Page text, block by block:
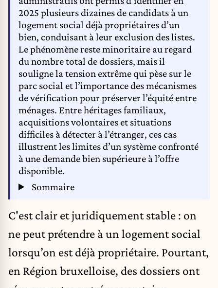
2025 plusieurs dizaines de candidats à un
logement social déjà propriétaires d’un
bien, conduisant à leur exclusion des listes.
Le phénomène reste minoritaire au regard
du nombre total de dossiers, mais il
souligne la tension extrême qui pèse sur le
parc social et l’importance des mécanismes
de vérification pour préserver l’équité entre
ménages. Entre héritages familiaux,
acquisitions volontaires et situations
difficiles à détecter à l’étranger, ces cas
illustrent les limites d’un système confronté
à une demande bien supérieure à l’offre
disponible.
Sommaire
C'est clair et juridiquement stable : on
ne peut prétendre à un logement social
lorsqu’on est déjà propriétaire. Pourtant,
en Région bruxelloise, des dossiers ont